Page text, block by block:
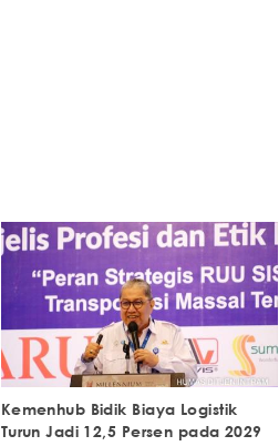
Kemenhub Bidik Biaya Logistik
Turun Jadi 12,5 Persen pada 2029